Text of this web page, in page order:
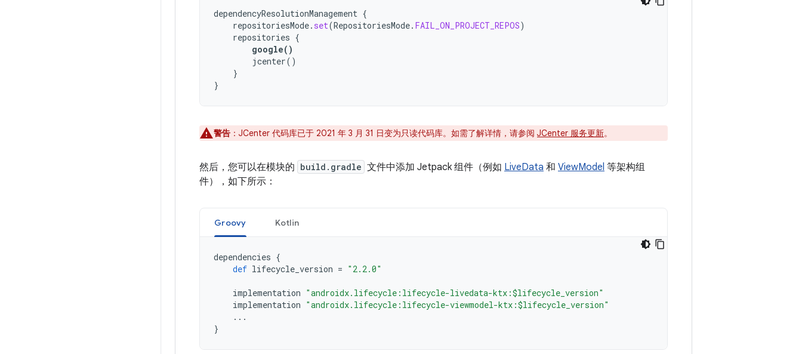
dependencyResolutionManagement {
repositoriesMode. set(RepositoriesMode. FAIL_ON_PROJECT_REPOS)
repositories {
google()
jcenter()
}
}
警告 ：JCenter 代码库已于 2021 年 3 月 31 日变为只读代码库。如需了解详情，请参阅 JCenter 服务更新。
然后，您可以在模块的 build.gradle 文件中添加 Jetpack 组件（例如 LiveData 和 ViewModel 等架构组
件），如下所示：
Groovy Kotlin
dependencies {
def lifecycle_version = "2.2.0"
implementation "androidx.lifecycle:lifecycle-livedata-ktx:$lifecycle_version"
implementation "androidx.lifecycle:lifecycle-viewmodel-ktx:$lifecycle_version"
...
}